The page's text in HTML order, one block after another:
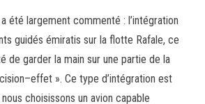
été largement commenté : l’intégration
guidés émiratis sur la flotte Rafale, ce
de garder la main sur une partie de la
». Ce type d’intégration est
choisissons un avion capable